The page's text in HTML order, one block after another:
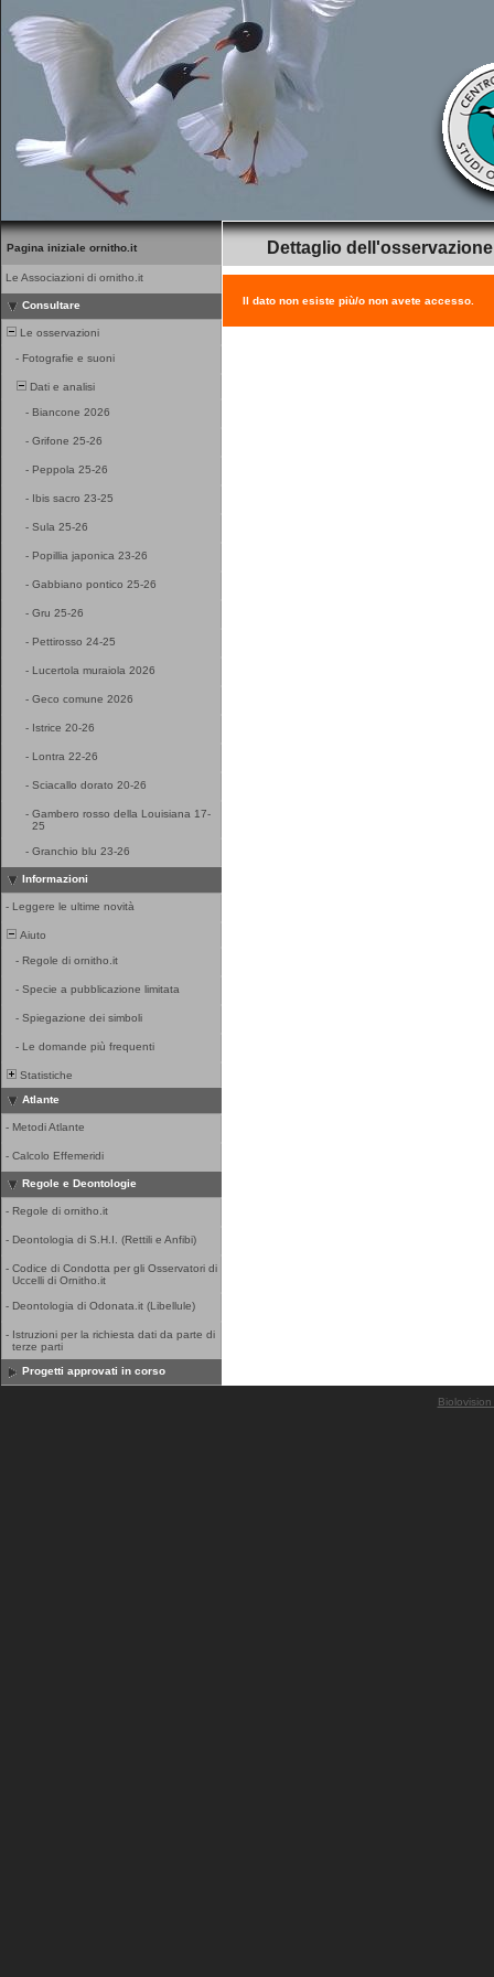
Pagina iniziale ornitho.it
Le Associazioni di ornitho.it
Consultare
Le osservazioni
- Fotografie e suoni
Dati e analisi
- Biancone 2026
- Grifone 25-26
- Peppola 25-26
- Ibis sacro 23-25
- Sula 25-26
- Popillia japonica 23-26
- Gabbiano pontico 25-26
- Gru 25-26
- Pettirosso 24-25
- Lucertola muraiola 2026
- Geco comune 2026
- Istrice 20-26
- Lontra 22-26
- Sciacallo dorato 20-26
- Gambero rosso della Louisiana 17-
25
- Granchio blu 23-26
Informazioni
- Leggere le ultime novità
Aiuto
- Regole di ornitho.it
- Specie a pubblicazione limitata
- Spiegazione dei simboli
- Le domande più frequenti
Statistiche
Atlante
- Metodi Atlante
- Calcolo Effemeridi
Regole e Deontologie
- Regole di ornitho.it
- Deontologia di S.H.I. (Rettili e Anfibi)
- Codice di Condotta per gli Osservatori di
Uccelli di Ornitho.it
- Deontologia di Odonata.it (Libellule)
- Istruzioni per la richiesta dati da parte di
terze parti
Progetti approvati in corso
Dettaglio dell'osservazione
Il dato non esiste più/o non avete accesso.
Biolovision